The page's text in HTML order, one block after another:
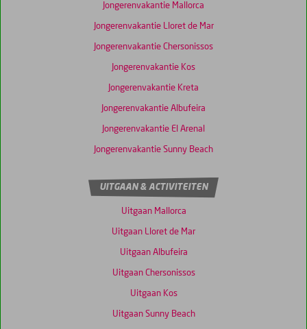
Jongerenvakantie Mallorca
Jongerenvakantie Lloret de Mar
Jongerenvakantie Chersonissos
Jongerenvakantie Kos
Jongerenvakantie Kreta
Jongerenvakantie Albufeira
Jongerenvakantie El Arenal
Jongerenvakantie Sunny Beach
UITGAAN & ACTIVITEITEN
Uitgaan Mallorca
Uitgaan Lloret de Mar
Uitgaan Albufeira
Uitgaan Chersonissos
Uitgaan Kos
Uitgaan Sunny Beach